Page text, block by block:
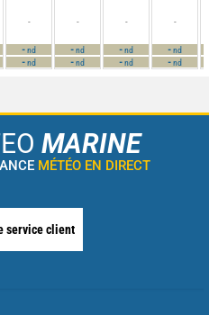
-
-nd
-nd
-
-nd
-nd
-
-nd
-nd
-
-nd
-nd
MARINE
MÉTÉO EN DIRECT
service client